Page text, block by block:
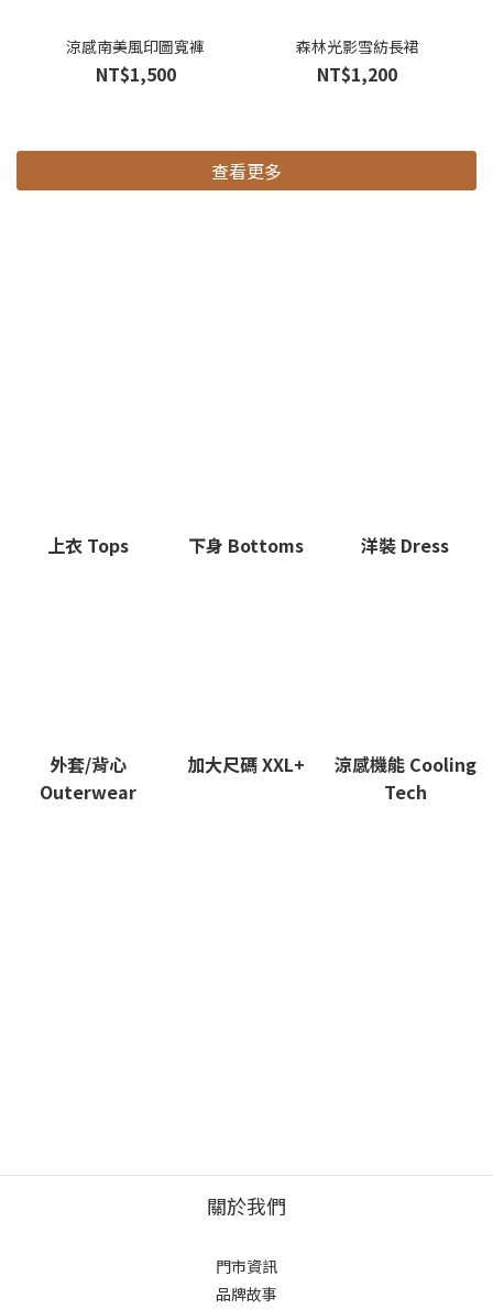
涼感南美風印圖寬褲
NT$1,500
森林光影雪紡長裙
NT$1,200
查看更多
上衣 Tops 下身 Bottoms 洋裝 Dress
外套/背心
Outerwear
加大尺碼 XXL+
涼感機能 Cooling
Tech
關於我們
門市資訊
品牌故事